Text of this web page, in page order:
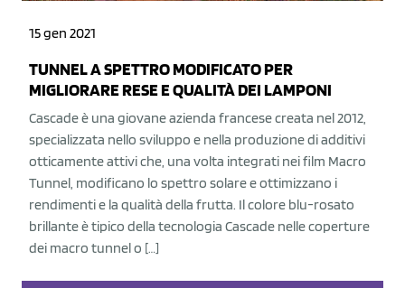
15 gen 2021
TUNNEL A SPETTRO MODIFICATO PER
MIGLIORARE RESE E QUALITÀ DEI LAMPONI
Cascade è una giovane azienda francese creata nel 2012,
specializzata nello sviluppo e nella produzione di additivi
otticamente attivi che, una volta integrati nei film Macro
Tunnel, modificano lo spettro solare e ottimizzano i
rendimenti e la qualità della frutta. Il colore blu-rosato
brillante è tipico della tecnologia Cascade nelle coperture
dei macro tunnel o […]